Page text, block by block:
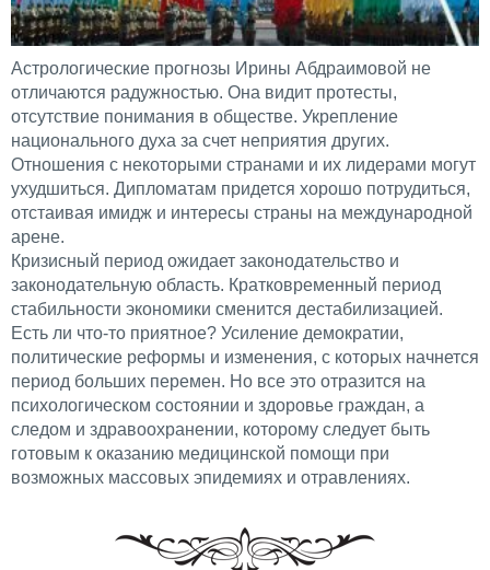
Астрологические прогнозы Ирины Абдраимовой не
отличаются радужностью. Она видит протесты,
отсутствие понимания в обществе. Укрепление
национального духа за счет неприятия других.
Отношения с некоторыми странами и их лидерами могут
ухудшиться. Дипломатам придется хорошо потрудиться,
отстаивая имидж и интересы страны на международной
арене.
Кризисный период ожидает законодательство и
законодательную область. Кратковременный период
стабильности экономики сменится дестабилизацией.
Есть ли что-то приятное? Усиление демократии,
политические реформы и изменения, с которых начнется
период больших перемен. Но все это отразится на
психологическом состоянии и здоровье граждан, а
следом и здравоохранении, которому следует быть
готовым к оказанию медицинской помощи при
возможных массовых эпидемиях и отравлениях.